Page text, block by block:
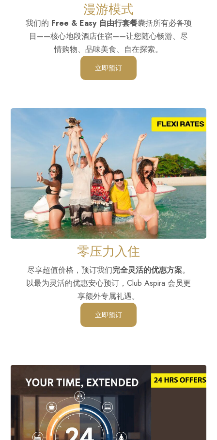
漫游模式
我们的 Free & Easy 自由行套餐囊括所有必备项
目——核心地段酒店住宿——让您随心畅游、尽
情购物、品味美食、自在探索。
立即预订
零压力入住
尽享超值价格，预订我们完全灵活的优惠方案。
以最为灵活的优惠安心预订，Club Aspira 会员更
享额外专属礼遇。
立即预订